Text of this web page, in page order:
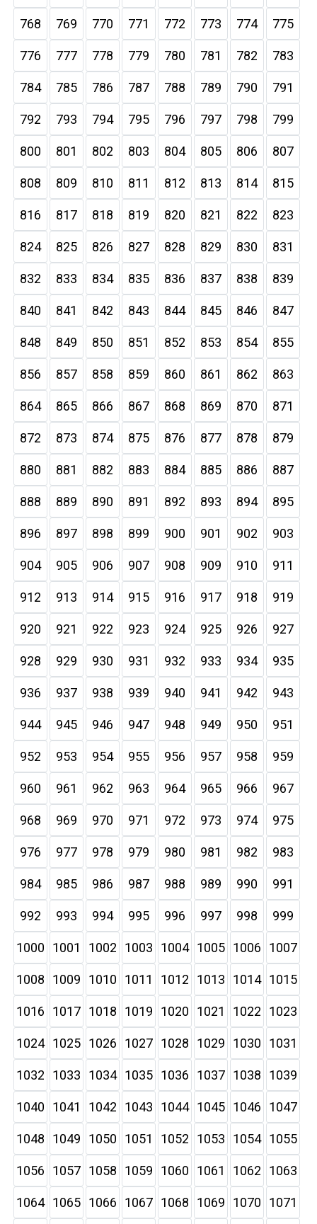
768 769 770 771 772 773 774 775
776 777 778 779 780 781 782 783
784 785 786 787 788 789 790 791
792 793 794 795 796 797 798 799
800 801 802 803 804 805 806 807
808 809 810 811 812 813 814 815
816 817 818 819 820 821 822 823
824 825 826 827 828 829 830 831
832 833 834 835 836 837 838 839
840 841 842 843 844 845 846 847
848 849 850 851 852 853 854 855
856 857 858 859 860 861 862 863
864 865 866 867 868 869 870 871
872 873 874 875 876 877 878 879
880 881 882 883 884 885 886 887
888 889 890 891 892 893 894 895
896 897 898 899 900 901 902 903
904 905 906 907 908 909 910 911
912 913 914 915 916 917 918 919
920 921 922 923 924 925 926 927
928 929 930 931 932 933 934 935
936 937 938 939 940 941 942 943
944 945 946 947 948 949 950 951
952 953 954 955 956 957 958 959
960 961 962 963 964 965 966 967
968 969 970 971 972 973 974 975
976 977 978 979 980 981 982 983
984 985 986 987 988 989 990 991
992 993 994 995 996 997 998 999
1000 1001 1002 1003 1004 1005 1006 1007
1008 1009 1010 1011 1012 1013 1014 1015
1016 1017 1018 1019 1020 1021 1022 1023
1024 1025 1026 1027 1028 1029 1030 1031
1032 1033 1034 1035 1036 1037 1038 1039
1040 1041 1042 1043 1044 1045 1046 1047
1048 1049 1050 1051 1052 1053 1054 1055
1056 1057 1058 1059 1060 1061 1062 1063
1064 1065 1066 1067 1068 1069 1070 1071